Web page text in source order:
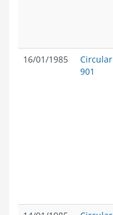
16/01/1985
Circular
901